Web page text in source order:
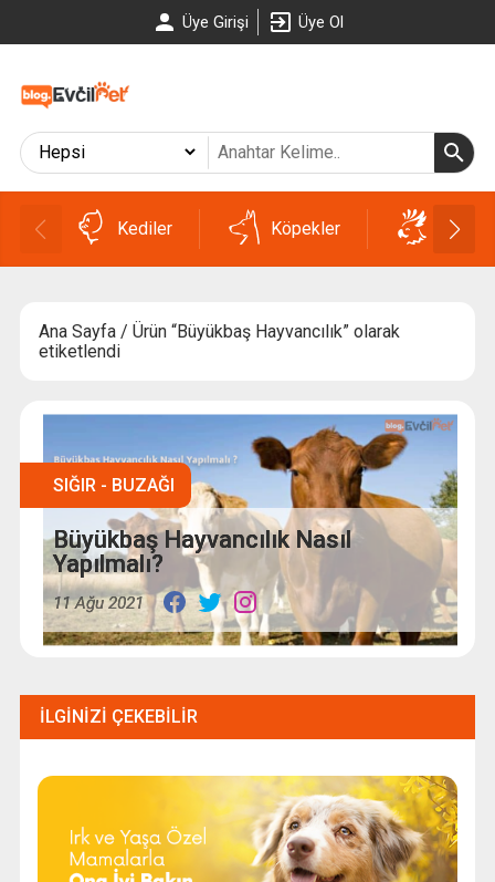
Üye Girişi Üye Ol
Kediler Köpekler Kuşlar
Ana Sayfa / Ürün “Büyükbaş Hayvancılık” olarak
etiketlendi
SIĞIR - BUZAĞI
Büyükbaş Hayvancılık Nasıl
Yapılmalı?
11 Ağu 2021
İLGINIZI ÇEKEBILIR